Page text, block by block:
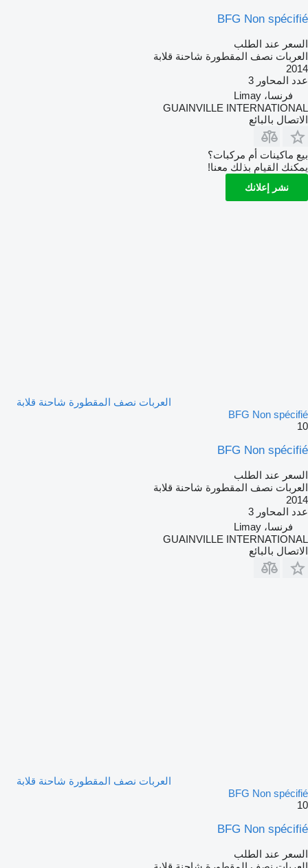
BFG Non spécifié
السعر عند الطلب
العربات نصف المقطورة شاحنة قلابة
2014
عدد المحاور 3
فرنسا، Limay
GUAINVILLE INTERNATIONAL
الاتصال بالبائع
بيع ماكينات أم مركبات؟
يمكنك القيام بذلك معنا!
نشر إعلانك
العربات نصف المقطورة شاحنة قلابة
BFG Non spécifié
10
BFG Non spécifié
السعر عند الطلب
العربات نصف المقطورة شاحنة قلابة
2014
عدد المحاور 3
فرنسا، Limay
GUAINVILLE INTERNATIONAL
الاتصال بالبائع
العربات نصف المقطورة شاحنة قلابة
BFG Non spécifié
10
BFG Non spécifié
السعر عند الطلب